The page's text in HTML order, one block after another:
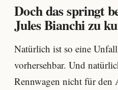
Doch das springt
Jules Bianchi zu
Natürlich ist so eine
vorhersehbar. Und
Rennwagen nicht für den